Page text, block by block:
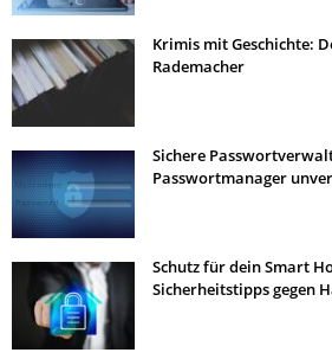
Krimis mit Geschichte:
Rademacher
Sichere
Passwortmanager
Schutz für dein Smart
Sicherheitstipps gegen